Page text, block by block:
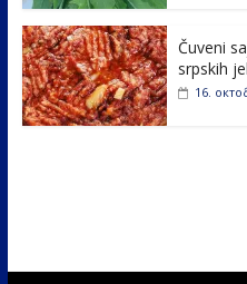
Čuveni
srpskih
16.